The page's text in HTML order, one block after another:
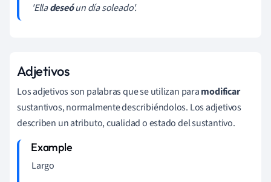
'Elladeseóun día soleado'.
Adjetivos
Los adjetivos son palabras que se utilizan paramodificar
sustantivos, normalmente describiéndolos. Los adjetivos
describen un atributo, cualidad o estado del sustantivo.
Largo